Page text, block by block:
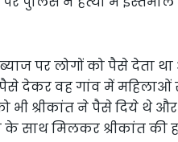
पर लोगों को पैसे देता
पैसे देकर वह गांव में
भी श्रीकांत ने पैसे दिये थे
मिलकर श्रीकांत की